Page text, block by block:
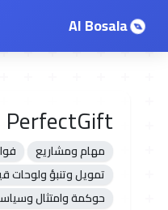
AI Bosala
PerfectGift
مهام ومشاريع
تمويل وتنبؤ ولوحات
حوكمة وامتثال